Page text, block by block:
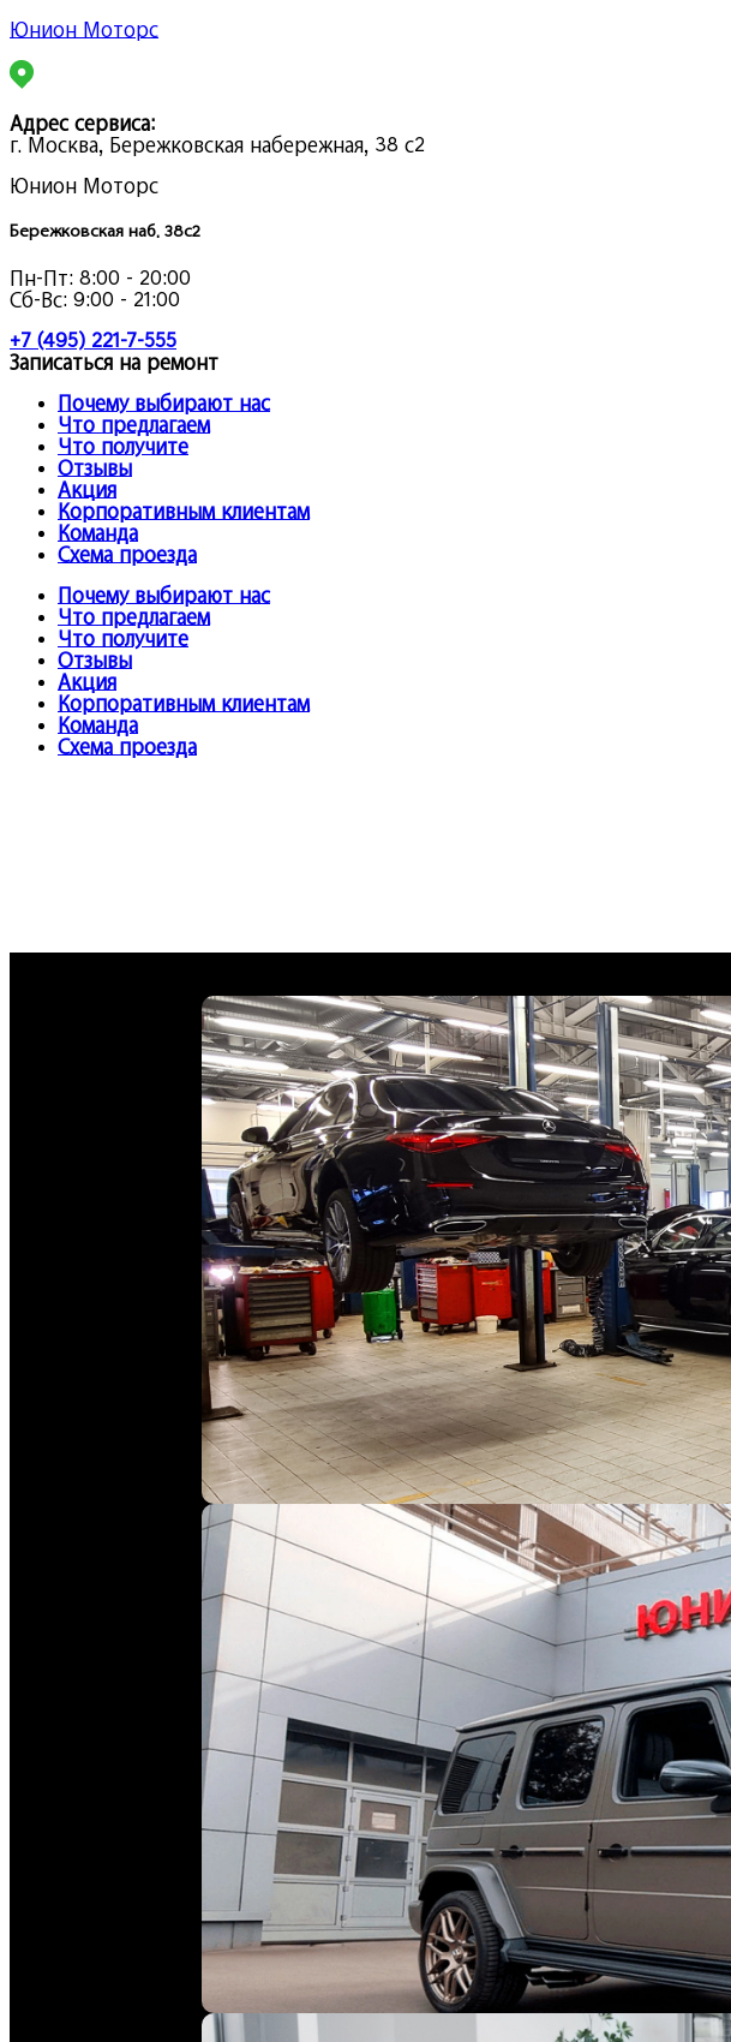
Юнион Моторс
Адрес сервиса:
г. Москва, Бережковская набережная, 38 с2
Юнион Моторс
Бережковская наб. 38с2
Пн-Пт: 8:00 - 20:00
Сб-Вс: 9:00 - 21:00
+7 (495) 221-7-555
Записаться на ремонт
Почему выбирают нас
Что предлагаем
Что получите
Отзывы
Акция
Корпоративным клиентам
Команда
Схема проезда
Почему выбирают нас
Что предлагаем
Что получите
Отзывы
Акция
Корпоративным клиентам
Команда
Схема проезда